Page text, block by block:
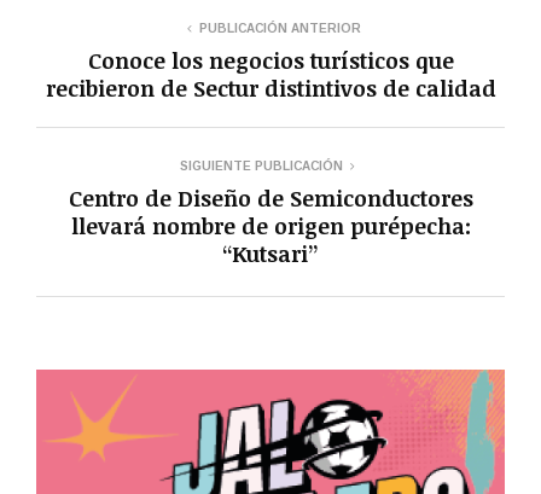
PUBLICACIÓN ANTERIOR
Conoce los negocios turísticos que
recibieron de Sectur distintivos de calidad
SIGUIENTE PUBLICACIÓN
Centro de Diseño de Semiconductores
llevará nombre de origen purépecha:
“Kutsari”